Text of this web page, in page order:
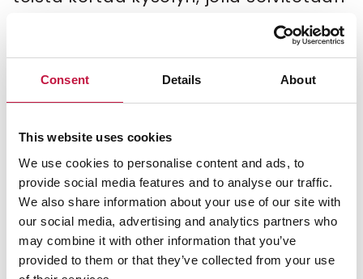
Consent Details About
This website uses cookies
We use cookies to personalise content and ads, to
provide social media features and to analyse our traffic.
We also share information about your use of our site with
our social media, advertising and analytics partners who
may combine it with other information that you’ve
provided to them or that they’ve collected from your use
kierrättämisestä ja jätehuollosta.
Pielisjoen koulun 9A-luokkalaiset ovat tehneet jo
toista kertaa kierrättämiskyselyn, johon voi
luodulla verkkosivulla. Kyselyyn vastaamiseen
menee vain noin viisi minuuttia, ja autat samalla
nuorten opintoja. Kyselyyn vastattuaan voi
halutessaan osallistua viiden elokuvalipun
arvontaan. Kiitos kun käyt vastaamassa!
Kysely on 9A-luokkalaisten itse tekemä. Puhas on
projektissa yhteistyökumppanina. Me tuemme